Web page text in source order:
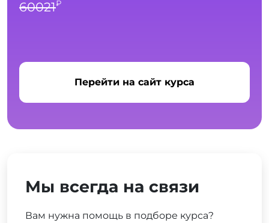
60021₽
Перейти на сайт курса
Мы всегда на связи
Вам нужна помощь в подборе курса?